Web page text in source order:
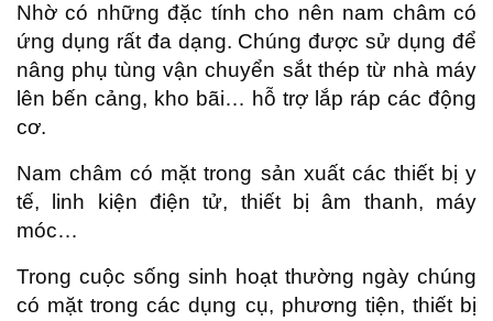
Nhờ có những đặc tính cho nên nam châm có
ứng dụng rất đa dạng. Chúng được sử dụng để
nâng phụ tùng vận chuyển sắt thép từ nhà máy
lên bến cảng, kho bãi… hỗ trợ lắp ráp các động
cơ.
Nam châm có mặt trong sản xuất các thiết bị y
tế, linh kiện điện tử, thiết bị âm thanh, máy
móc…
Trong cuộc sống sinh hoạt thường ngày chúng
có mặt trong các dụng cụ, phương tiện, thiết bị